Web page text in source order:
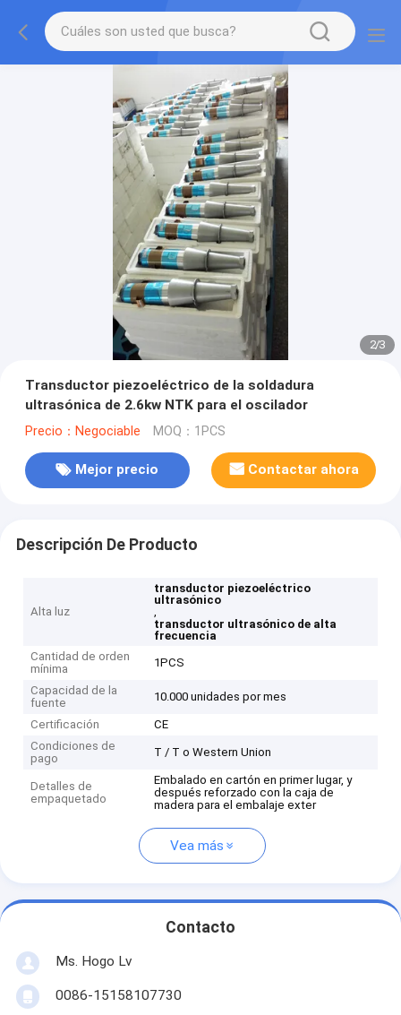
2/3
Transductor piezoeléctrico de la soldadura
ultrasónica de 2.6kw NTK para el oscilador
Precio：Negociable MOQ：1PCS
Mejor precio Contactar ahora
Descripción De Producto
Alta luz
transductor piezoeléctrico
ultrasónico
,
transductor ultrasónico de alta
frecuencia
Cantidad de orden
mínima
1PCS
Capacidad de la
fuente
10.000 unidades por mes
Certificación
CE
Condiciones de
pago
T / T o Western Union
Detalles de
empaquetado
Embalado en cartón en primer lugar, y
después reforzado con la caja de
madera para el embalaje exter
Vea más
Contacto
Ms. Hogo Lv
0086-15158107730